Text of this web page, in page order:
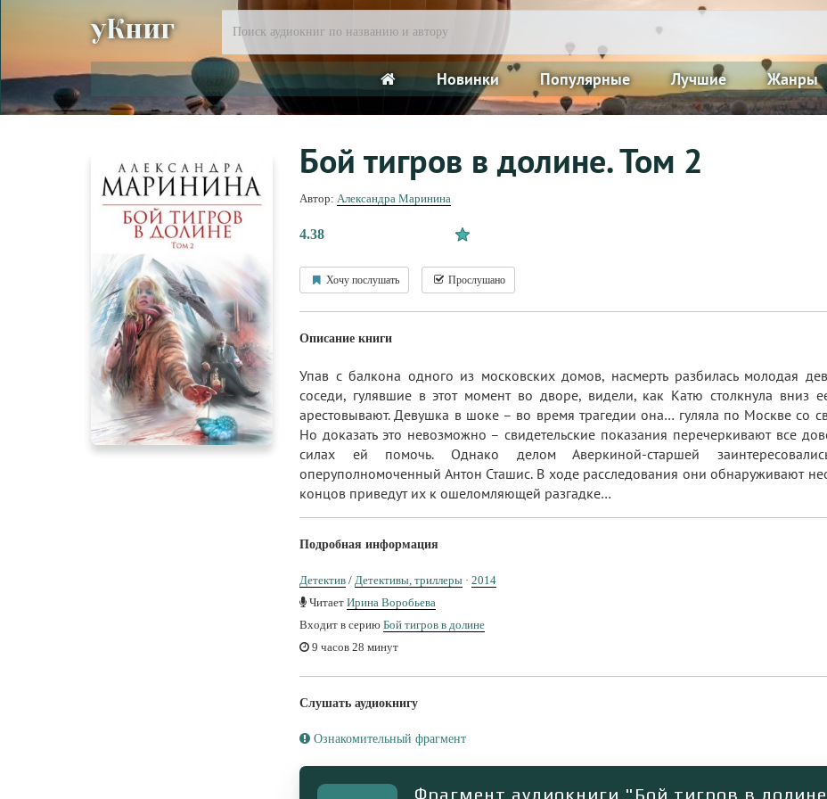
уКниг
Новинки Популярные Лучшие Жанры
Бой тигров в долине. Том 2
Автор: Александра Маринина
4.38
Хочу послушать Прослушано
Описание книги
Упав с балкона одного из московских домов, насмерть разбилась молодая
соседи, гулявшие в этот момент во дворе, видели, как Катю столкнула вниз
арестовывают. Девушка в шоке – во время трагедии она… гуляла по Москве со
Но доказать это невозможно – свидетельские показания перечеркивают все
силах ей помочь. Однако делом Аверкиной-старшей
оперуполномоченный Антон Сташис. В ходе расследования они обнаруживают
концов приведут их к ошеломляющей разгадке…
Подробная информация
Детектив / Детективы, триллеры · 2014
Читает Ирина Воробьева
Входит в серию Бой тигров в долине
9 часов 28 минут
Слушать аудиокнигу
Ознакомительный фрагмент
Фрагмент аудиокниги "Бой тигров в